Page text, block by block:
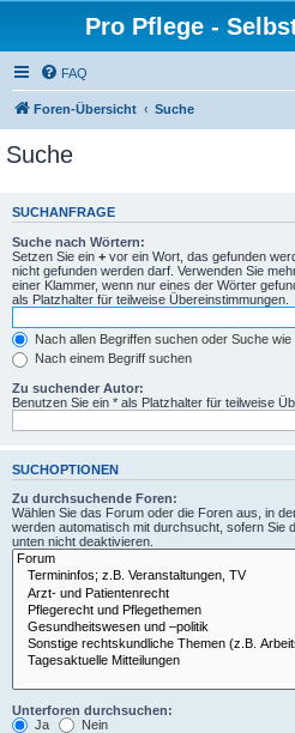
Pro Pflege -
FAQ
Foren-Übersicht Suche
Suche
SUCHANFRAGE
Suche nach Wörtern:
Setzen Sie ein + vor ein Wort, das gefunden
nicht gefunden werden darf. Verwenden Sie
einer Klammer, wenn nur eines der Wörter
als Platzhalter für teilweise Übereinstimmungen.
Nach allen Begriffen suchen oder Suche
Nach einem Begriff suchen
Zu suchender Autor:
Benutzen Sie ein * als Platzhalter für teilweise
SUCHOPTIONEN
Zu durchsuchende Foren:
Wählen Sie das Forum oder die Foren aus, in
werden automatisch mit durchsucht, sofern Sie
unten nicht deaktivieren.
Unterforen durchsuchen:
Ja
Nein